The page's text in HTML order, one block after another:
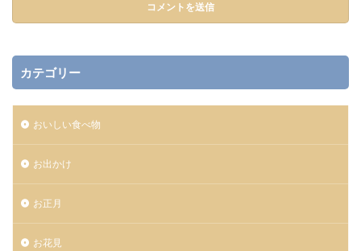
カテゴリー
おいしい食べ物
お出かけ
お正月
お花見